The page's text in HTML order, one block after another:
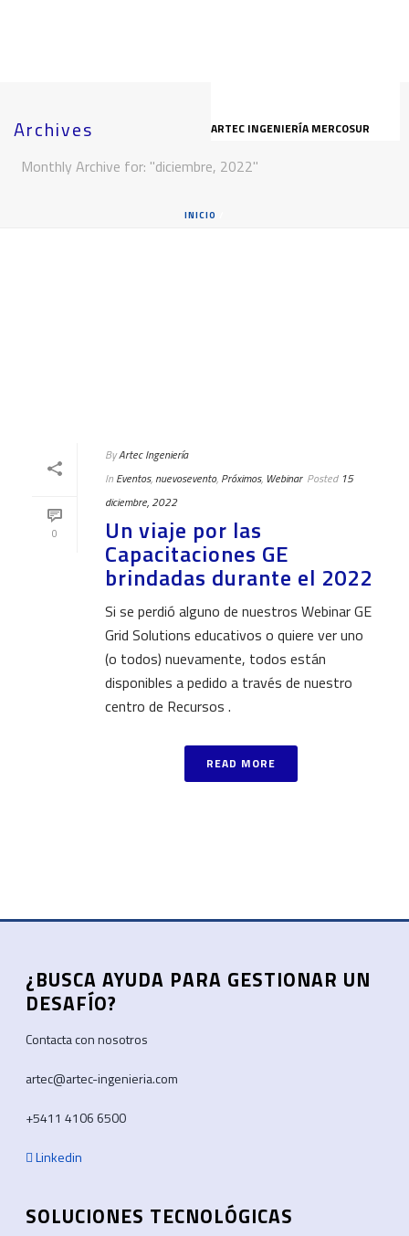
ARTEC INGENIERÍA MERCOSUR
Archives
Monthly Archive for: "diciembre, 2022"
INICIO
0
ByArtec Ingeniería
In Eventos, nuevosevento, Próximos, Webinar Posted 15
diciembre, 2022
Un viaje por las
Capacitaciones GE
brindadas durante el 2022
Si se perdió alguno de nuestros Webinar GE
Grid Solutions educativos o quiere ver uno
(o todos) nuevamente, todos están
disponibles a pedido a través de nuestro
centro de Recursos .
READ MORE
¿BUSCA AYUDA PARA GESTIONAR UN
DESAFÍO?
Contacta con nosotros
artec@artec-ingenieria.com
+5411 4106 6500
Linkedin
SOLUCIONES TECNOLÓGICAS